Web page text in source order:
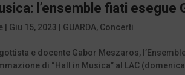
l’ensemble fiati esegue
Giu 15, 2023 GUARDA, Concerti
e docente Gabor Meszaros,
di “Hall in Musica” al LAC